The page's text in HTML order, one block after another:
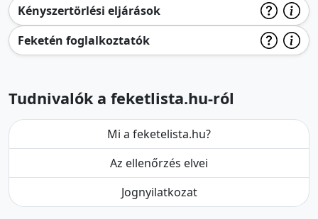
Kényszertörlési eljárások
Feketén foglalkoztatók
Tudnivalók a feketlista.hu-ról
Mi a feketelista.hu?
Az ellenőrzés elvei
Jognyilatkozat